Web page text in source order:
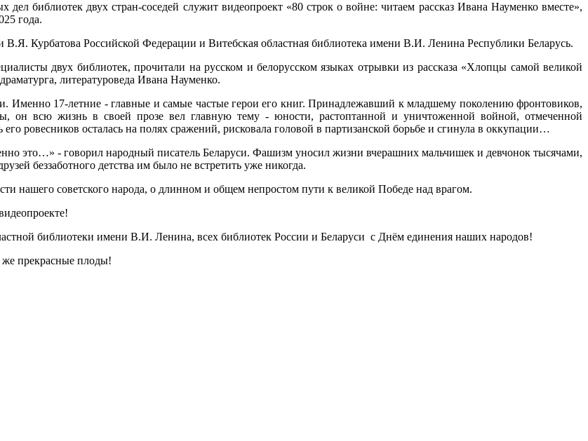
библиотек двух стран-соседей служит видеопроект «80 строк о войне: читаем рассказ Ивана Науменко вместе»,
года.
В.Я. Курбатова Российской Федерации и Витебская областная библиотека имени В.И. Ленина Республики Беларусь.
двух библиотек, прочитали на русском и белорусском языках отрывки из рассказа «Хлопцы самой великой
литературоведа Ивана Науменко.
17-летние - главные и самые частые герои его книг. Принадлежавший к младшему поколению фронтовиков,
он всю жизнь в своей прозе вел главную тему - юности, растоптанной и уничтоженной войной, отмеченной
ровесников осталась на полях сражений, рисковала головой в партизанской борьбе и сгинула в оккупации…
это…» - говорил народный писатель Беларуси. Фашизм уносил жизни вчерашних мальчишек и девчонок тысячами,
беззаботного детства им было не встретить уже никогда.
нашего советского народа, о длинном и общем непростом пути к великой Победе над врагом.
библиотеки имени В.И. Ленина, всех библиотек России и Беларуси с Днём единения наших народов!
же прекрасные плоды!